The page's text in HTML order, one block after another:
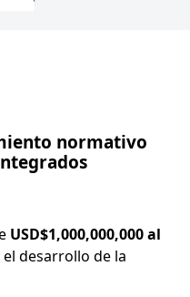
normativo
USD$1,000,000,000 al
desarrollo de la